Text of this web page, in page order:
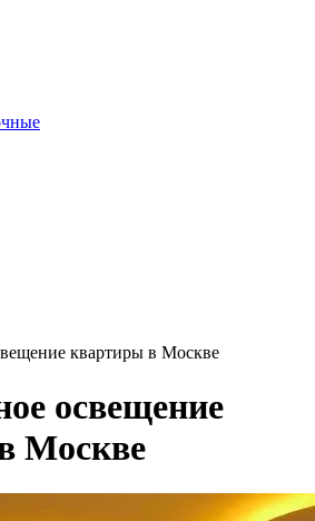
квартиры в Москве
освещение
Москве